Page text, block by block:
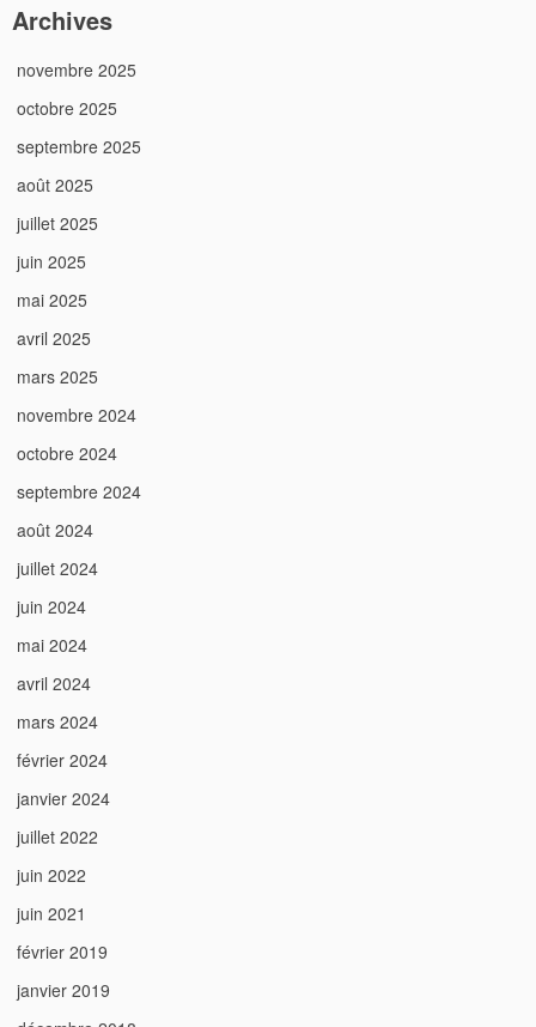
Archives
novembre 2025
octobre 2025
septembre 2025
août 2025
juillet 2025
juin 2025
mai 2025
avril 2025
mars 2025
novembre 2024
octobre 2024
septembre 2024
août 2024
juillet 2024
juin 2024
mai 2024
avril 2024
mars 2024
février 2024
janvier 2024
juillet 2022
juin 2022
juin 2021
février 2019
janvier 2019